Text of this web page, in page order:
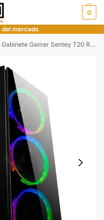
0
mercado
Gabinete Gamer Sentey T20 RGB Extreme Glass